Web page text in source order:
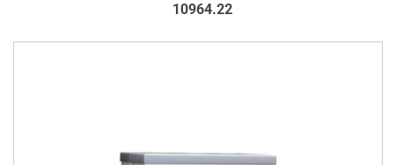
10964.22